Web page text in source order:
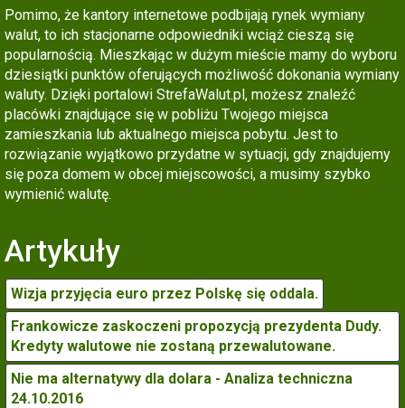
Pomimo, że kantory internetowe podbijają rynek wymiany
walut, to ich stacjonarne odpowiedniki wciąż cieszą się
popularnością. Mieszkając w dużym mieście mamy do wyboru
dziesiątki punktów oferujących możliwość dokonania wymiany
waluty. Dzięki portalowi StrefaWalut.pl, możesz znaleźć
placówki znajdujące się w pobliżu Twojego miejsca
zamieszkania lub aktualnego miejsca pobytu. Jest to
rozwiązanie wyjątkowo przydatne w sytuacji, gdy znajdujemy
się poza domem w obcej miejscowości, a musimy szybko
wymienić walutę.
Artykuły
Wizja przyjęcia euro przez Polskę się oddala.
Frankowicze zaskoczeni propozycją prezydenta Dudy.
Kredyty walutowe nie zostaną przewalutowane.
Nie ma alternatywy dla dolara - Analiza techniczna
24.10.2016